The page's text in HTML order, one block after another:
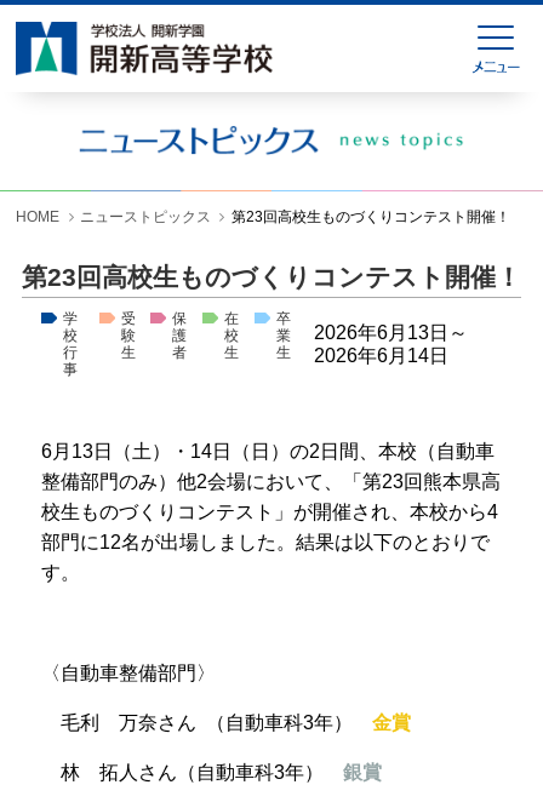
HOME ニューストピックス 第23回高校生ものづくりコンテスト開催！
第23回高校生ものづくりコンテスト開催！
学
校
行
事
受
験
生
保
護
者
在
校
生
卒
業
生
2026年6月13日～
2026年6月14日
6月 13日（土）・ 14日（日）の2 日間、本校（自動車
整備部門のみ）他2会場において、「第23回熊本県高
校生ものづくりコンテスト」が開催され、本校から4
部門に12名が出場しました。結果は以下のとおりで
す。
〈自動車整備部門〉
毛利 万奈さん （自動車科3年）金賞
林 拓人さん（自動車科3年）銀賞
HOME
緊急連絡
ニューストピックス
学校生活
入試情報
お問い合わせ
各種様式ダウンロード
プライバシーポリシー
保護者の方へ
卒業生の方へ